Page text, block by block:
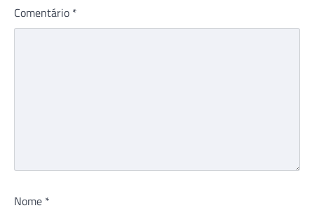
Comentário *
Nome *